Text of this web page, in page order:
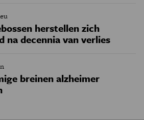
herstellen zich
na decennia van verlies
breinen alzheimer